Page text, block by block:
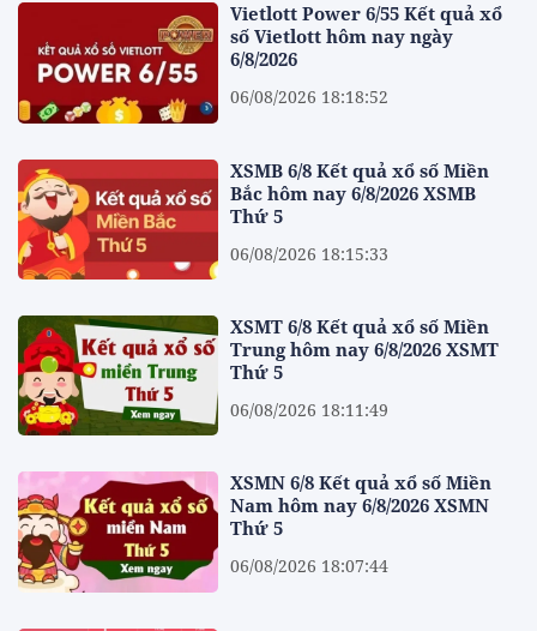
Vietlott Power 6/55 Kết quả xổ
số Vietlott hôm nay ngày
6/8/2026
06/08/2026 18:18:52
XSMB 6/8 Kết quả xổ số Miền
Bắc hôm nay 6/8/2026 XSMB
Thứ 5
06/08/2026 18:15:33
XSMT 6/8 Kết quả xổ số Miền
Trung hôm nay 6/8/2026 XSMT
Thứ 5
06/08/2026 18:11:49
XSMN 6/8 Kết quả xổ số Miền
Nam hôm nay 6/8/2026 XSMN
Thứ 5
06/08/2026 18:07:44